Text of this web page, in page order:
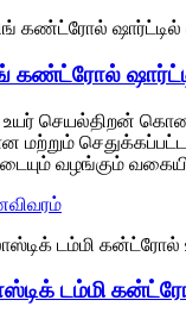
கண்ட்ரோல்
செயல்திறன்
மற்றும்
வழங்கும்
விவரம்
டம்மி